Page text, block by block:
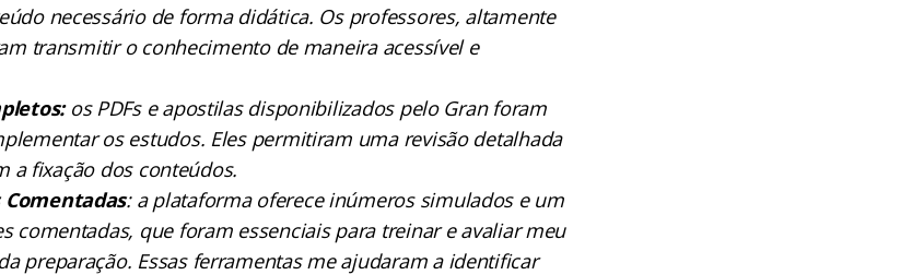
necessário de forma didática. Os professores, altamente
transmitir o conhecimento de maneira acessível e
os PDFs e apostilas disponibilizados pelo Gran foram
os estudos. Eles permitiram uma revisão detalhada
a fixação dos conteúdos.
Comentadas: a plataforma oferece inúmeros simulados e um
comentadas, que foram essenciais para treinar e avaliar meu
preparação. Essas ferramentas me ajudaram a identificar